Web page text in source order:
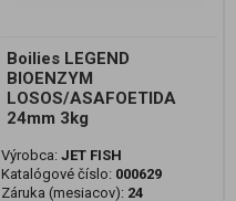
Boilies LEGEND
BIOENZYM
LOSOS/ASAFOETIDA
24mm 3kg
Výrobca: JET FISH
Katalógové číslo: 000629
Záruka (mesiacov): 24